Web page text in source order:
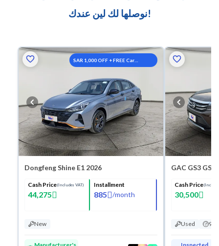
نوصلها لك لين عندك!
SAR 1,000 OFF + FREE Car
Dongfeng Shine E1 2026
Cash Price(Includes VAT)
44,275
Installment
885 /month
New
GAC GS3 GS
Cash Price
30,500
Used